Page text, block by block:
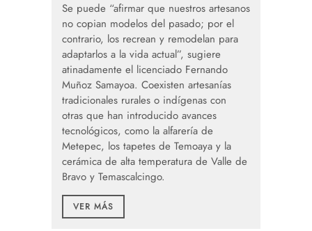
Se puede “afirmar que nuestros artesanos
no copian modelos del pasado; por el
contrario, los recrean y remodelan para
adaptarlos a la vida actual”, sugiere
atinadamente el licenciado Fernando
Muñoz Samayoa. Coexisten artesanías
tradicionales rurales o indígenas con
otras que han introducido avances
tecnológicos, como la alfarería de
Metepec, los tapetes de Temoaya y la
cerámica de alta temperatura de Valle de
Bravo y Temascalcingo.
VER MÁS